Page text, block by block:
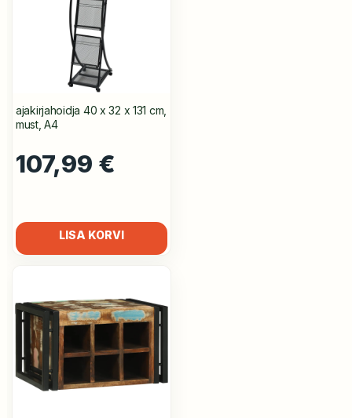
ajakirjahoidja 40 x 32 x 131 cm,
must, A4
107,99 €
LISA KORVI